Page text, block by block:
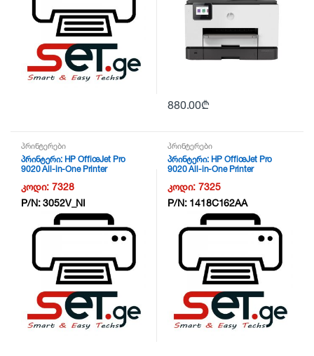
880.00₾
პრინტერები
პრინტერი: HP OfficeJet Pro
9020 All-in-One Printer
NG6
კოდი:7328
P/N:3052V_NI
პრინტერები
პრინტერი: HP OfficeJet Pro
9020 All-in-One Printer
NG6
კოდი:7325
P/N: 1418C162AA